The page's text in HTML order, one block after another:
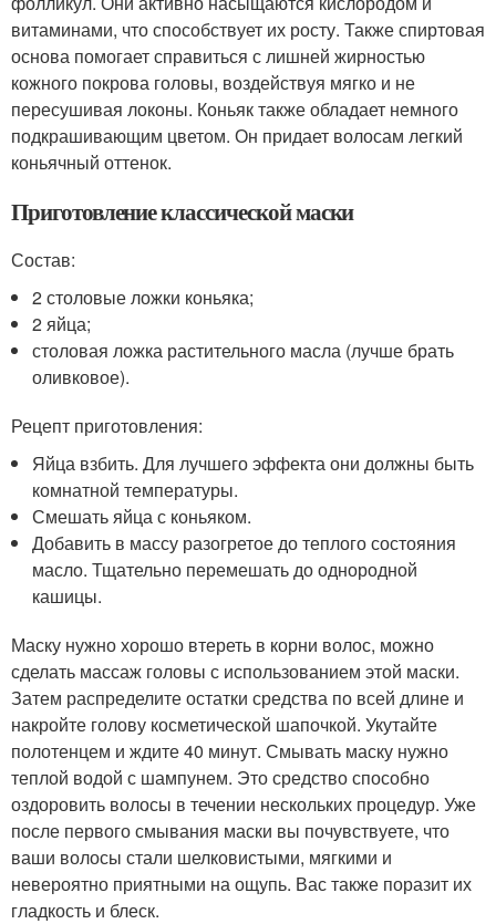
витаминами, что способствует их росту. Также спиртовая
основа помогает справиться с лишней жирностью
кожного покрова головы, воздействуя мягко и не
пересушивая локоны. Коньяк также обладает немного
подкрашивающим цветом. Он придает волосам легкий
коньячный оттенок.
Приготовление классической маски
Состав:
2 столовые ложки коньяка;
2 яйца;
столовая ложка растительного масла (лучше брать
оливковое).
Рецепт приготовления:
Яйца взбить. Для лучшего эффекта они должны быть
комнатной температуры.
Смешать яйца с коньяком.
Добавить в массу разогретое до теплого состояния
масло. Тщательно перемешать до однородной
кашицы.
Маску нужно хорошо втереть в корни волос, можно
сделать массаж головы с использованием этой маски.
Затем распределите остатки средства по всей длине и
накройте голову косметической шапочкой. Укутайте
полотенцем и ждите 40 минут. Смывать маску нужно
теплой водой с шампунем. Это средство способно
оздоровить волосы в течении нескольких процедур. Уже
после первого смывания маски вы почувствуете, что
ваши волосы стали шелковистыми, мягкими и
невероятно приятными на ощупь. Вас также поразит их
гладкость и блеск.